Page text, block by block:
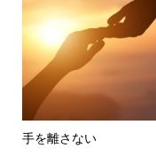
手を離さない